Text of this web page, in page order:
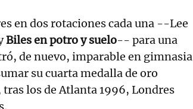
en dos rotaciones cada una --Lee
Biles en potro y suelo-- para una
de nuevo, imparable en gimnasia
su cuarta medalla de oro
los de Atlanta 1996, Londres